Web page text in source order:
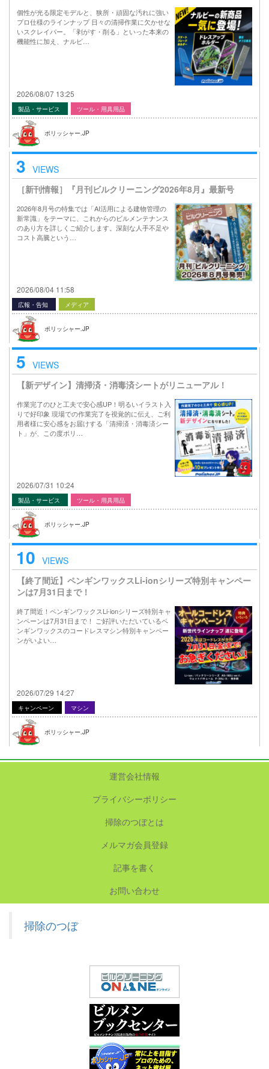
個性が光る限定モデルと、狭所・頑固な汚れに強い
プロ仕様のラインナップ 日々の清掃作業に欠かせな
いスクレイパー。「剥がす・削る」といった本来の
機能性に加え、ナルビ…
2026/08/07 13:25
製品・サービス ツール・用具用品
ポリッシャー.JP
3 VIEWS
［新刊情報］『月刊ビルクリーニング2026年8月』最新号
2026年8月号の特集では「AI活用による建物管理の
新常識」をテーマに、これからのビルメンテナンス
のあり方を詳しくご紹介します。深刻な人手不足や
コスト高騰という…
2026/08/04 11:58
広報・告知 メディア
ポリッシャー.JP
5 VIEWS
【新デザイン】清掃済・消毒済シートがリニューアル！
作業完了のひと工夫で安心感UP！明るいイラスト入
りで好印象 現場での作業完了を視覚的に伝え、ご利
用者様に安心感をお届けする「清掃済・消毒済シー
ト」が、この度ポリ…
2026/07/31 10:24
製品・サービス ツール・用具用品
ポリッシャー.JP
10 VIEWS
【終了間近】ペンギンワックスLi-ionシリーズ特別キャンペー
ンは7月31日まで！
終了間近！ペンギンワックスLi-ionシリーズ特別キャ
ンペーンは7月31日まで！ ご好評いただいているペ
ンギンワックスのコードレスマシン特別キャンペー
ンがいよい…
2026/07/29 14:27
キャンペーン マシン
ポリッシャー.JP
運営会社情報
プライバシーポリシー
掃除のつぼとは
メルマガ会員登録
記事を書く
お問い合わせ
掃除のつぼ